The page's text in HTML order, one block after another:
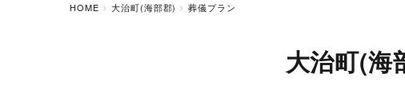
HOME 大治町(海部郡) 葬儀プラン
大治町(海